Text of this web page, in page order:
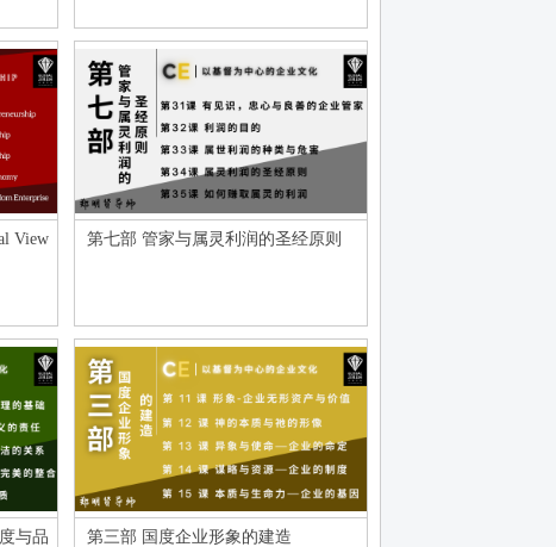
View
第七部 管家与属灵利润的圣经原则
与品
第三部 国度企业形象的建造